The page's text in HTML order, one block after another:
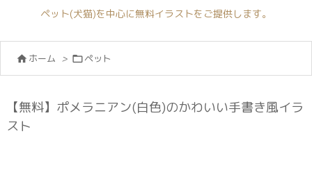

ペット(犬猫)を中心に無料イラストをご提供します。
 ホーム > ペット
【無料】ポメラニアン(白色)のかわいい手書き風イラ
スト